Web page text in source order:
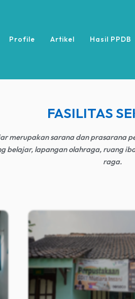
Profile Artikel Hasil PPDB
FASILITAS
merupakan sarana dan prasarana
belajar, lapangan olahraga, ruang
raga.